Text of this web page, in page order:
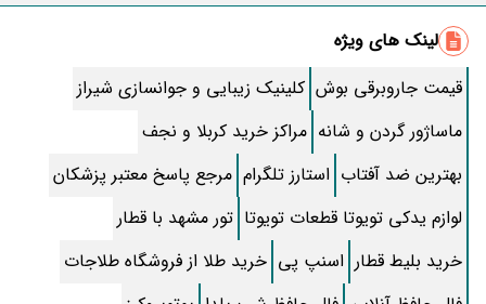
بیوگرافی مریم همتیان بازیگر و عکسهایش قبل بیماری و فوت + سن و
فیلمها
فوایدی که نیش زنبور دارد و شما نمیدانید
متن کامل زیارت عاشورا همراه با ترجمه و صوت
اسم های ایرانی اصیل و زیبا برای دختر
فال روزانه جذاب و سرنوشت ساز روز دوشنبه ۱۹ مرداد ۱۴۰۵ برای هر شخص
آموزش کار با برنامه شاد برای معلمان و دانش آموزان
نحوه “مسدود کردن شماره” و پیامک مزاحم در اندروید
لینک های ویژه
قیمت جاروبرقی بوش کلینیک زیبایی و جوانسازی شیراز
ماساژور گردن و شانه مراکز خرید کربلا و نجف
بهترین ضد آفتاب استارز تلگرام مرجع پاسخ معتبر پزشکان
لوازم یدکی تویوتا قطعات تویوتا تور مشهد با قطار
خرید بلیط قطار اسنپ پی خرید طلا از فروشگاه طلاجات